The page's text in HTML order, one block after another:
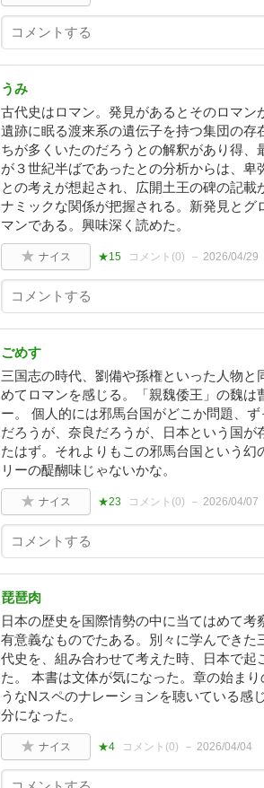
うみ
古代史はロマン。発見があるとそのロマ
遺跡に眠る渡来系の遺伝子を持つ集団の
ちが多くいたのだろうとの解釈があり得
が３世紀半ばであったとの分析からは、
との考えが想起され、広開土王の碑の記
ナミックな関係が把握される。新発見と
マンである。興味深く読めた。
ナイス ★15 コメント(0) 2026/04/29
ごめす
三国志の時代、劉備や孫権といった人物
めてロマンを感じる。「親魏倭王」の魏は
ー。 個人的には邪馬台国がどこか問題、
だろうが、奈良だろうが、日本という国
たはず。それよりもこの邪馬台国という
リーの醍醐味じゃないかな。
ナイス ★23 コメント(0) 2026/04/07
琵琶肉
日本の歴史を国際情勢の中に当てはめて
有意義なものでたある。別々に学んでき
代史を、組み合わせて考えた時、日本で
た。 本書は文体が気になった。章の始ま
うなNスペのナレーションを聴いている感
分になった。
ナイス ★4 コメント(0) 2026/04/04